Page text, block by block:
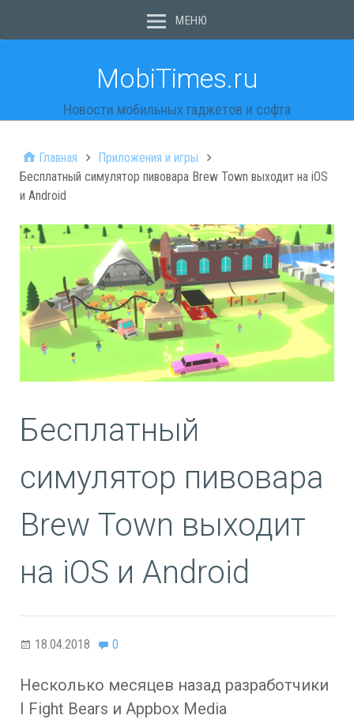
МЕНЮ
MobiTimes.ru
Новости мобильных гаджетов и софта
Главная
Приложения и игры
Бесплатный симулятор пивовара Brew Town выходит на iOS
и Android
Бесплатный
симулятор пивовара
Brew Town выходит
на iOS и Android
18.04.2018 0
Несколько месяцев назад разработчики
I Fight Bears и Appbox Media